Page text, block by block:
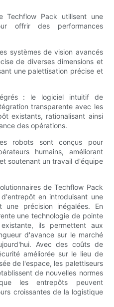
Techflow Pack utilisent une
offrir des performances
systèmes de vision avancés
de diverses dimensions et
une palettisation précise et
: le logiciel intuitif de
transparente avec les
existants, rationalisant ainsi
des opérations.
robots sont conçus pour
humains, améliorant
soutenant un travail d'équipe
de Techflow Pack
en introduisant une
précision inégalées. En
une technologie de pointe
ils permettent aux
d'avance sur le marché
Avec des coûts de
améliorée sur le lieu de
de l'espace, les palettiseurs
de nouvelles normes
les entrepôts peuvent
croissantes de la logistique